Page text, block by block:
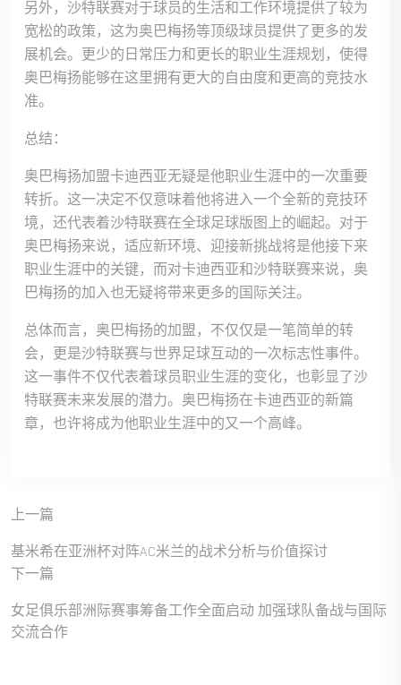
另外，沙特联赛对于球员的生活和工作环境提供了较为
宽松的政策，这为奥巴梅扬等顶级球员提供了更多的发
展机会。更少的日常压力和更长的职业生涯规划，使得
奥巴梅扬能够在这里拥有更大的自由度和更高的竞技水
准。
总结：
奥巴梅扬加盟卡迪西亚无疑是他职业生涯中的一次重要
转折。这一决定不仅意味着他将进入一个全新的竞技环
境，还代表着沙特联赛在全球足球版图上的崛起。对于
奥巴梅扬来说，适应新环境、迎接新挑战将是他接下来
职业生涯中的关键，而对卡迪西亚和沙特联赛来说，奥
巴梅扬的加入也无疑将带来更多的国际关注。
总体而言，奥巴梅扬的加盟，不仅仅是一笔简单的转
会，更是沙特联赛与世界足球互动的一次标志性事件。
这一事件不仅代表着球员职业生涯的变化，也彰显了沙
特联赛未来发展的潜力。奥巴梅扬在卡迪西亚的新篇
章，也许将成为他职业生涯中的又一个高峰。
上一篇
基米希在亚洲杯对阵AC米兰的战术分析与价值探讨
下一篇
女足俱乐部洲际赛事筹备工作全面启动 加强球队备战与国际
交流合作